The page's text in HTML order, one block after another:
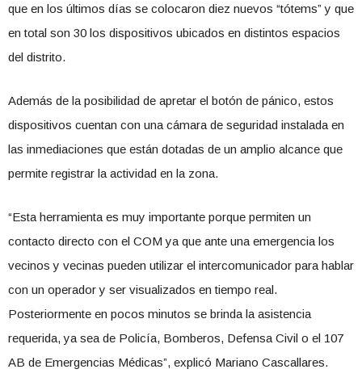
que en los últimos días se colocaron diez nuevos “tótems” y que
en total son 30 los dispositivos ubicados en distintos espacios
del distrito.
Además de la posibilidad de apretar el botón de pánico, estos
dispositivos cuentan con una cámara de seguridad instalada en
las inmediaciones que están dotadas de un amplio alcance que
permite registrar la actividad en la zona.
“Esta herramienta es muy importante porque permiten un
contacto directo con el COM ya que ante una emergencia los
vecinos y vecinas pueden utilizar el intercomunicador para hablar
con un operador y ser visualizados en tiempo real.
Posteriormente en pocos minutos se brinda la asistencia
requerida, ya sea de Policía, Bomberos, Defensa Civil o el 107
AB de Emergencias Médicas”, explicó Mariano Cascallares.